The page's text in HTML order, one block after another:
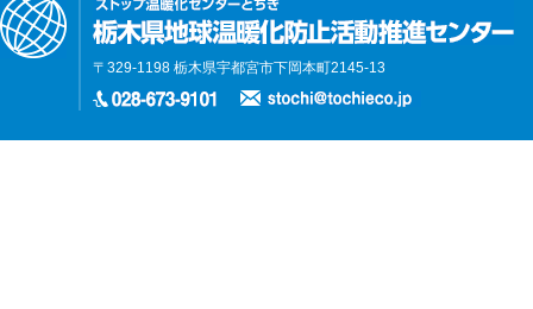
〒329-1198 栃木県宇都宮市下岡本町2145-13